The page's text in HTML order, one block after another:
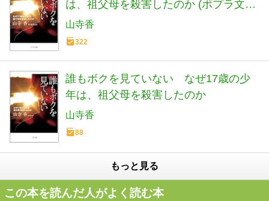
は、祖父母を殺害したのか (ポプラ文庫
や 4-1)
山寺香
322
誰もボクを見ていない なぜ17歳の少
年は、祖父母を殺害したのか
山寺香
88
もっと見る
この本を読んだ人がよく読む本